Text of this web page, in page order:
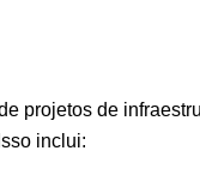
projetos de
inclui: